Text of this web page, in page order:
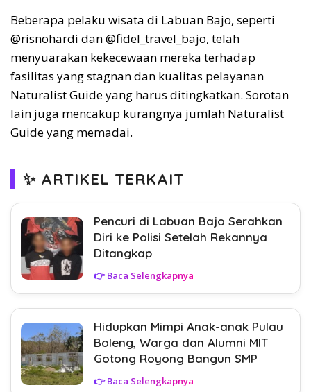
Beberapa pelaku wisata di Labuan Bajo, seperti
@risnohardi dan @fidel_travel_bajo, telah
menyuarakan kekecewaan mereka terhadap
fasilitas yang stagnan dan kualitas pelayanan
Naturalist Guide yang harus ditingkatkan. Sorotan
lain juga mencakup kurangnya jumlah Naturalist
Guide yang memadai.
✨ ARTIKEL TERKAIT
Pencuri di Labuan Bajo Serahkan
Diri ke Polisi Setelah Rekannya
Ditangkap
👉 Baca Selengkapnya
Hidupkan Mimpi Anak-anak Pulau
Boleng, Warga dan Alumni MIT
Gotong Royong Bangun SMP
👉 Baca Selengkapnya